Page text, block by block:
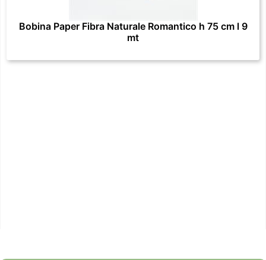
Bobina Paper Fibra Naturale Romantico h 75 cm l 9
mt